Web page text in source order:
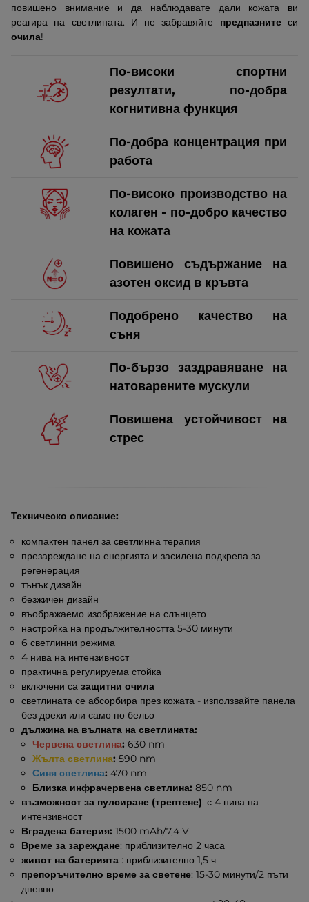
повишено внимание и да наблюдавате дали кожата ви
реагира на светлината. И не забравяйте предпазнитеси
очила!
По-високи спортни
резултати, по-добра
когнитивна функция
По-добра концентрация при
работа
По-високо производство на
колаген - по-добро качество
на кожата
Повишено съдържание на
азотен оксид в кръвта
Подобрено качество на
съня
По-бързо заздравяване на
натоварените мускули
Повишена устойчивост на
стрес
Техническо описание:
компактен панел за светлинна терапия
презареждане на енергията и засилена подкрепа за
регенерация
тънък дизайн
безжичен дизайн
въображаемо изображение на слънцето
настройка на продължителността 5-30 минути
6 светлинни режима
4 нива на интензивност
практична регулируема стойка
включени сазащитни очила
светлината се абсорбира през кожата - използвайте панела
без дрехи или само по бельо
дължина на вълната на светлината:
Червена светлина: 630 nm
Жълта светлина: 590 nm
Синя светлина: 470 nm
Близка инфрачервена светлина: 850 nm
възможност за пулсиране (трептене): с 4 нива на
интензивност
Вградена батерия:1500 mAh/7,4 V
Време за зареждане: приблизително 2 часа
живот на батерията : приблизително 1,5 ч
препоръчително време за светене: 15-30 минути/2 пъти
дневно